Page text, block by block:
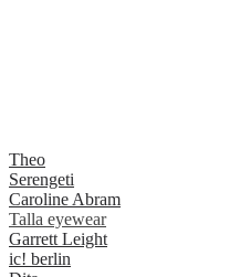
Theo
Serengeti
Caroline Abram
Talla eyewear
Garrett Leight
ic! berlin